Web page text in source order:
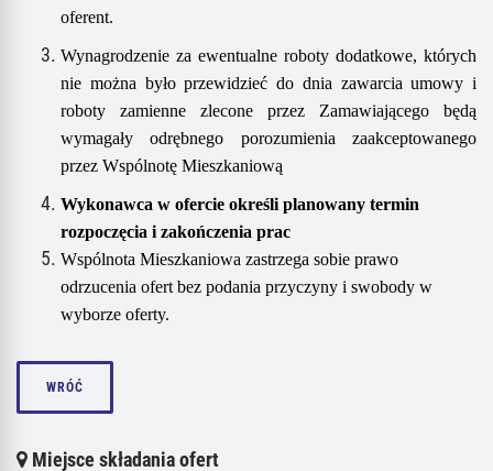
oferent.
Wynagrodzenie za ewentualne roboty dodatkowe, których
nie można było przewidzieć do dnia zawarcia umowy i
roboty zamienne zlecone przez Zamawiającego będą
wymagały odrębnego porozumienia zaakceptowanego
przez Wspólnotę Mieszkaniową
Wykonawca w ofercie określi planowany termin
rozpoczęcia i zakończenia prac
Wspólnota Mieszkaniowa zastrzega sobie prawo
odrzucenia ofert bez podania przyczyny i swobody w
wyborze oferty.
WRÓĆ
Miejsce składania ofert